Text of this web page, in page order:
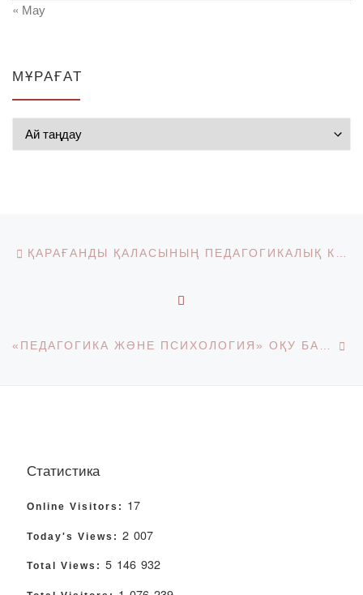
« Мау
МҰРАҒАТ
Post navigation
Статистика
Online Visitors: 17
Today's Views: 2 007
Total Views: 5 146 932